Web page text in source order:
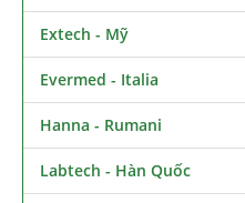
Extech - Mỹ
Evermed - Italia
Hanna - Rumani
Labtech - Hàn Quốc